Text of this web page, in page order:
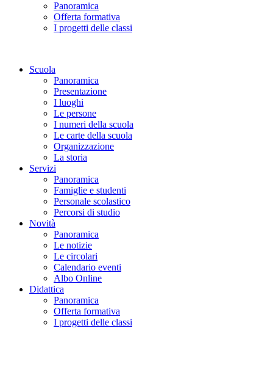
Panoramica
Offerta formativa
I progetti delle classi
Scuola
Panoramica
Presentazione
I luoghi
Le persone
I numeri della scuola
Le carte della scuola
Organizzazione
La storia
Servizi
Panoramica
Famiglie e studenti
Personale scolastico
Percorsi di studio
Novità
Panoramica
Le notizie
Le circolari
Calendario eventi
Albo Online
Didattica
Panoramica
Offerta formativa
I progetti delle classi